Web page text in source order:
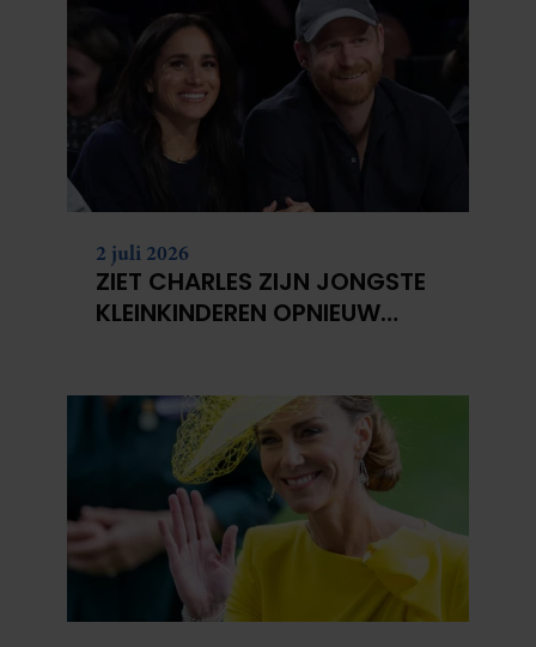
2 juli 2026
ZIET CHARLES ZIJN JONGSTE
KLEINKINDEREN OPNIEUW